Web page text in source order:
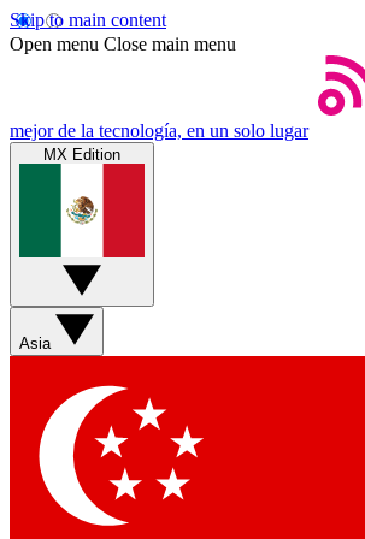
Skip to main content
Open menu Close main menu
mejor de la tecnología, en un solo lugar
MX Edition
Asia